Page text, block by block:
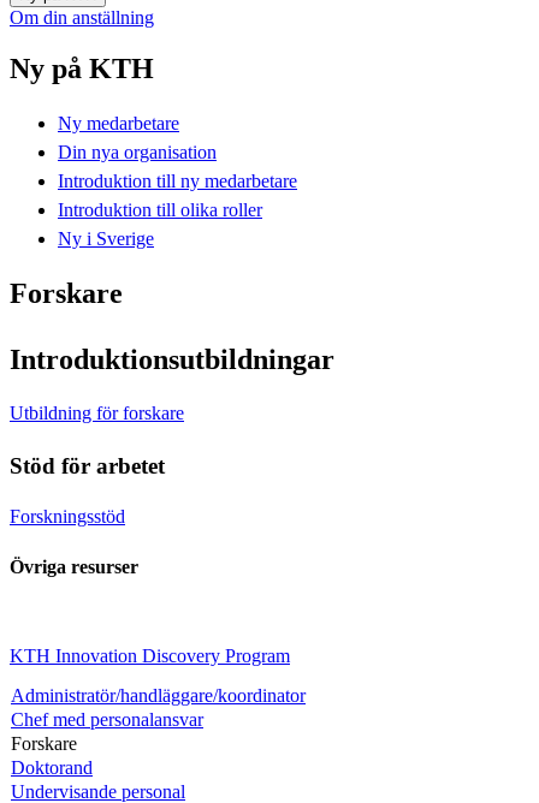
Om din anställning
Ny på KTH
Ny medarbetare
Din nya organisation
Introduktion till ny medarbetare
Introduktion till olika roller
Ny i Sverige
Forskare
Introduktionsutbildningar
Utbildning för forskare
Stöd för arbetet
Forskningsstöd
Övriga resurser
KTH Innovation Discovery Program
Administratör/handläggare/koordinator
Chef med personalansvar
Forskare
Doktorand
Undervisande personal